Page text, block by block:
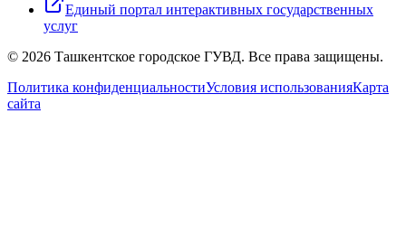
Единый портал интерактивных государственных
услуг
© 2026 Ташкентское городское ГУВД. Все права защищены.
Политика конфиденциальностиУсловия использованияКарта
сайта